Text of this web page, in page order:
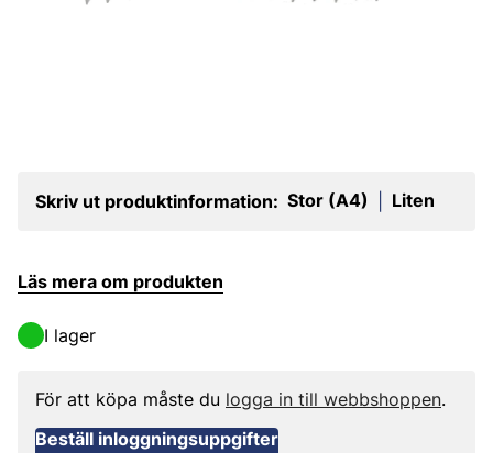
Skriv ut produktinformation: Stor (A4) Liten
Läs mera om produkten
I lager
För att köpa måste du logga in till webbshoppen.
Beställ inloggningsuppgifter